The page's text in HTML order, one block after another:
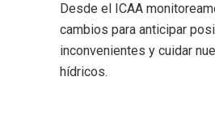
Desde el ICAA
cambios para anticipar
inconvenientes y cuidar
hídricos.